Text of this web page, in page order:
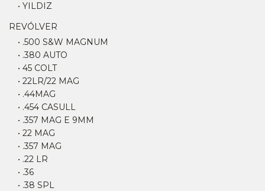
• YILDIZ
REVÓLVER
• .500 S&W MAGNUM
• .380 AUTO
• 45 COLT
• 22LR/22 MAG
• .44MAG
• .454 CASULL
• .357 MAG E 9MM
• 22 MAG
• .357 MAG
• .22 LR
• .36
• .38 SPL